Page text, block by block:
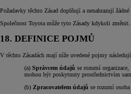
Od549 000 Kčs DPH
vč. zvýhodnění 75 000 Kč
Corolla Hatchback
HYBRID
Požadavky těchto Zásad doplňují a nenahrazují
Společnost Toyota může tyto Zásady kdykoli
18. DEFINICE POJMŮ
V těchto Zásadách mají níže uvedené pojmy
(a) Správcem údajů se rozumí
mohou být poskytnuty prostřednictvím
(b) Zpracovatelem údajů se rozumí osoba